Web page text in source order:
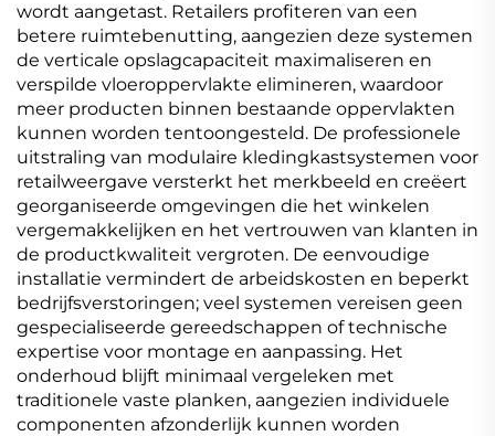
wordt aangetast. Retailers profiteren van een
betere ruimtebenutting, aangezien deze systemen
de verticale opslagcapaciteit maximaliseren en
verspilde vloeroppervlakte elimineren, waardoor
meer producten binnen bestaande oppervlakten
kunnen worden tentoongesteld. De professionele
uitstraling van modulaire kledingkastsystemen voor
retailweergave versterkt het merkbeeld en creëert
georganiseerde omgevingen die het winkelen
vergemakkelijken en het vertrouwen van klanten in
de productkwaliteit vergroten. De eenvoudige
installatie vermindert de arbeidskosten en beperkt
bedrijfsverstoringen; veel systemen vereisen geen
gespecialiseerde gereedschappen of technische
expertise voor montage en aanpassing. Het
onderhoud blijft minimaal vergeleken met
traditionele vaste planken, aangezien individuele
componenten afzonderlijk kunnen worden